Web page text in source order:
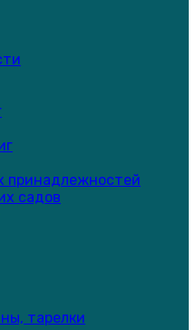
принадлежностей
садов
тарелки